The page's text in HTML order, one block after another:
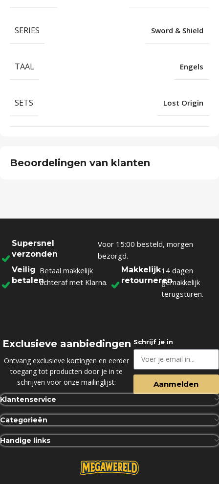
SERIES Sword & Shield
TAAL Engels
SETS Lost Origin
Beoordelingen van klanten
Supersnel
verzonden
Voor 15:00 besteld, morgen
bezorgd.
Veilig
betalen
Betaal makkelijk
achteraf met Klarna.
Makkelijk
retourneren
14 dagen
gemakkelijk
terugsturen.
Exclusieve aanbiedingen
Ontvang exclusieve kortingen en eerder
toegang tot producten door je in te
schrijven voor onze mailinglijst:
Schrijf je in
Aanmelden
Klantenservice
Categorieën
Handige links